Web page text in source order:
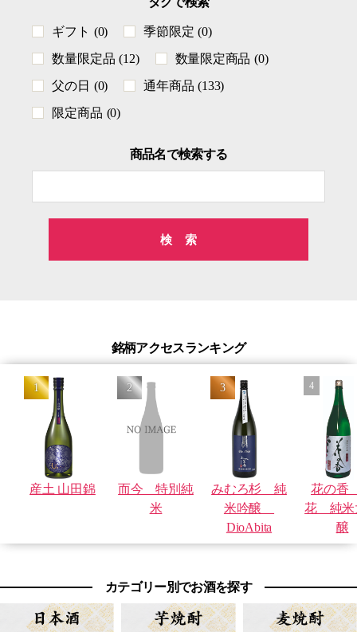
ギフト (0) 季節限定 (0)
数量限定品 (12) 数量限定商品 (0)
父の日 (0) 通年商品 (133)
限定商品 (0)
商品名で検索する
索
銘柄アクセスランキング
産土 山田錦
而今 特別純
米
みむろ杉 純
米吟醸
DioAbita
花の
花 純米
醸
カテゴリー別でお酒を探す